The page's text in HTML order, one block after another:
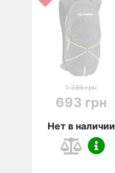
1 386 грн
693 грн
Нет в наличии